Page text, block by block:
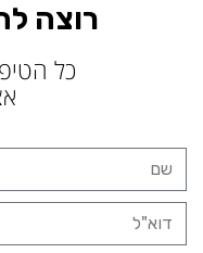
כפי שאתם רואים העיצוב
עיצוב), אך לבסוף בחרתי
רוצה
כל